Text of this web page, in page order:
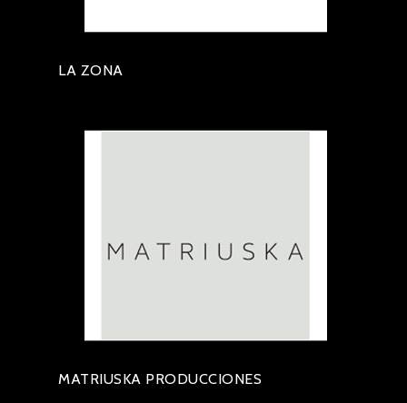
LA ZONA
MATRIUSKA PRODUCCIONES